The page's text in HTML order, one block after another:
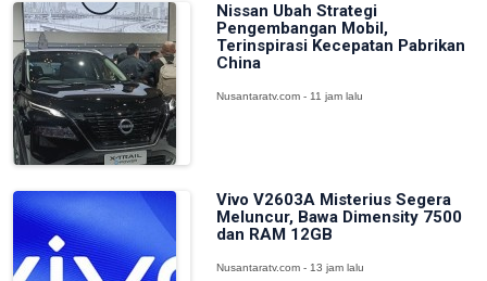
Nissan Ubah Strategi
Pengembangan Mobil,
Terinspirasi Kecepatan Pabrikan
China
Nusantaratv.com - 11 jam lalu
Vivo V2603A Misterius Segera
Meluncur, Bawa Dimensity 7500
dan RAM 12GB
Nusantaratv.com - 13 jam lalu